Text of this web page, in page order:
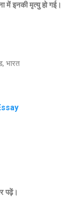
में इनकी मृत्यु हो गई।
भारत
पढ़ें।